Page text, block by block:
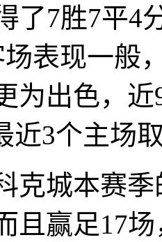
了7胜7平4
表现一般
为出色，
近3个主场
城本赛季
且赢足17